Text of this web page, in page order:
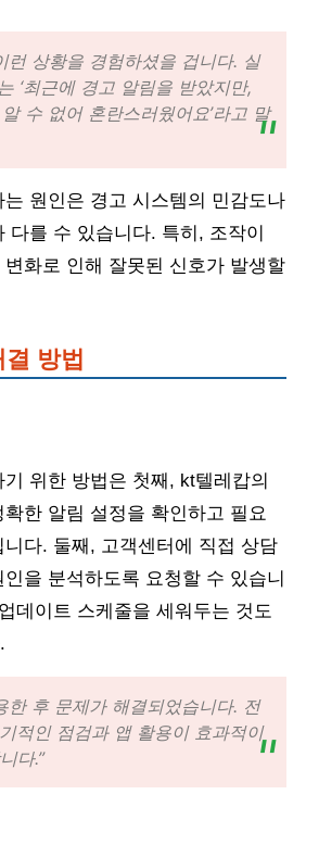
런 상황을 경험하셨을 겁니다. 실
‘최근에 경고 알림을 받았지만,
수 없어 혼란스러웠어요’라고 말
원인은 경고 시스템의 민감도나
다를 수 있습니다. 특히, 조작이
화로 인해 잘못된 신호가 발생할
방법
위한 방법은 첫째, kt텔레캅의
한 알림 설정을 확인하고 필요
다. 둘째, 고객센터에 직접 상담
을 분석하도록 요청할 수 있습니
데이트 스케줄을 세워두는 것도
한 후 문제가 해결되었습니다. 전
적인 점검과 앱 활용이 효과적이
다.”